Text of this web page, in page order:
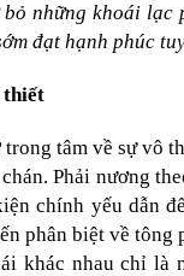
những khoái lạc
đạt hạnh phúc
thiết
tâm về sự vô
Phải nương
chính yếu dẫn
phân biệt về tông
khác nhau chỉ là